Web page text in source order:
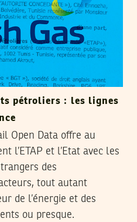
pétroliers : les lignes
Open Data offre au
l’ETAP et l’Etat avec les
des
tout autant
de l’énergie et des
ou presque.